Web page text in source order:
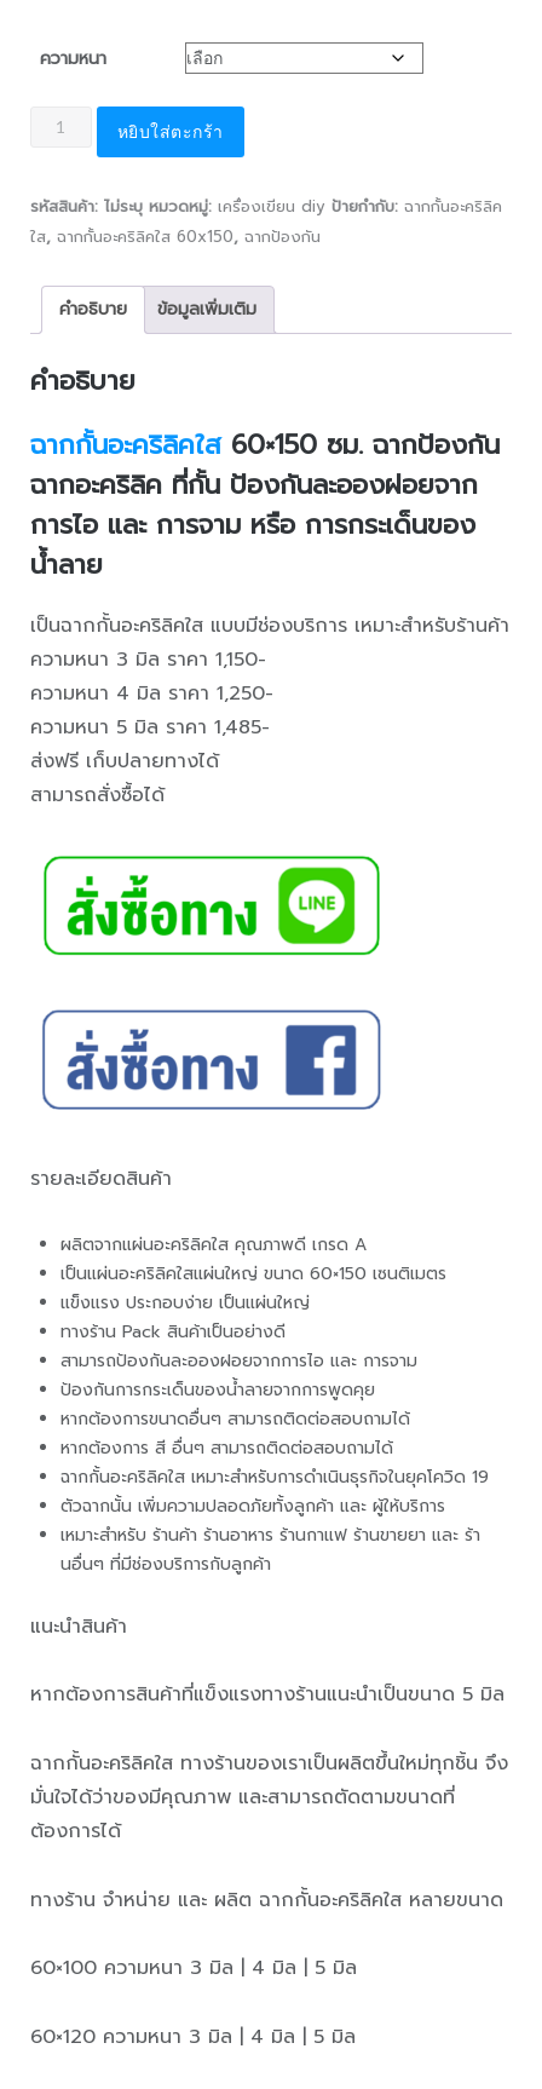
ความหนา
หยิบใส่ตะกร้า
รหัสสินค้า: ไม่ระบุ หมวดหมู่: เครื่องเขียน diy ป้ายกำกับ: ฉากกั้นอะคริลิค
ใส, ฉากกั้นอะคริลิคใส 60x150, ฉากป้องกัน
คำอธิบาย ข้อมูลเพิ่มเติม
คำอธิบาย
ฉากกั้นอะคริลิคใส60×150 ซม. ฉากป้องกัน
ฉากอะคริลิค ที่กั้น ป้องกันละอองฝอยจาก
การไอ และ การจาม หรือ การกระเด็นของ
น้ำลาย
เป็นฉากกั้นอะคริลิคใส แบบมีช่องบริการ เหมาะสำหรับร้านค้า
ความหนา 3 มิล ราคา 1,150-
ความหนา 4 มิล ราคา 1,250-
ความหนา 5 มิล ราคา 1,485-
ส่งฟรี เก็บปลายทางได้
สามารถสั่งซื้อได้
รายละเอียดสินค้า
ผลิตจากแผ่นอะคริลิคใส คุณภาพดี เกรด A
เป็นแผ่นอะคริลิคใสแผ่นใหญ่ ขนาด 60×150 เซนติเมตร
แข็งแรง ประกอบง่าย เป็นแผ่นใหญ่
ทางร้าน Pack สินค้าเป็นอย่างดี
สามารถป้องกันละอองฝอยจากการไอ และ การจาม
ป้องกันการกระเด็นของน้ำลายจากการพูดคุย
หากต้องการขนาดอื่นๆ สามารถติดต่อสอบถามได้
หากต้องการ สี อื่นๆ สามารถติดต่อสอบถามได้
ฉากกั้นอะคริลิคใส เหมาะสำหรับการดำเนินธุรกิจในยุคโควิด 19
ตัวฉากนั้น เพิ่มความปลอดภัยทั้งลูกค้า และ ผู้ให้บริการ
เหมาะสำหรับ ร้านค้า ร้านอาหาร ร้านกาแฟ ร้านขายยา และ ร้า
นอื่นๆ ที่มีช่องบริการกับลูกค้า
แนะนำสินค้า
หากต้องการสินค้าที่แข็งแรงทางร้านแนะนำเป็นขนาด 5 มิล
ฉากกั้นอะคริลิคใส ทางร้านของเราเป็นผลิตขึ้นใหม่ทุกชิ้น จึง
มั่นใจได้ว่าของมีคุณภาพ และสามารถตัดตามขนาดที่
ต้องการได้
ทางร้าน จำหน่าย และ ผลิต ฉากกั้นอะคริลิคใส หลายขนาด
60×100 ความหนา 3 มิล | 4 มิล | 5 มิล
60×120 ความหนา 3 มิล | 4 มิล | 5 มิล